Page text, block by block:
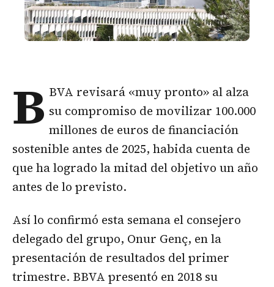
B BVA revisará «muy pronto» al alza
su compromiso de movilizar 100.000
millones de euros de financiación
sostenible antes de 2025, habida cuenta de
que ha logrado la mitad del objetivo un año
antes de lo previsto.
Así lo confirmó esta semana el consejero
delegado del grupo, Onur Genç, en la
presentación de resultados del primer
trimestre. BBVA presentó en 2018 su